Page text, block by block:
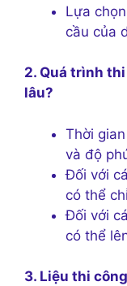
Lựa
cầu của
2. Quá trình
lâu?
Thời
và độ
Đối với
có thể
Đối với
có thể
3. Liệu thi